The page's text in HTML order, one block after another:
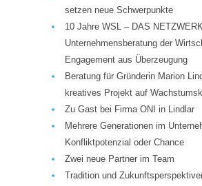
setzen neue Schwerpunkte
10 Jahre WSL – DAS
Unternehmensberatung der
Engagement aus Überzeugung
Beratung für Gründerin Marion
kreatives Projekt auf
Zu Gast bei Firma ONI in Lindlar
Mehrere Generationen im
Konfliktpotenzial oder Chance
Zwei neue Partner im Team
Tradition und